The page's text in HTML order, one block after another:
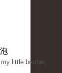
little brother,